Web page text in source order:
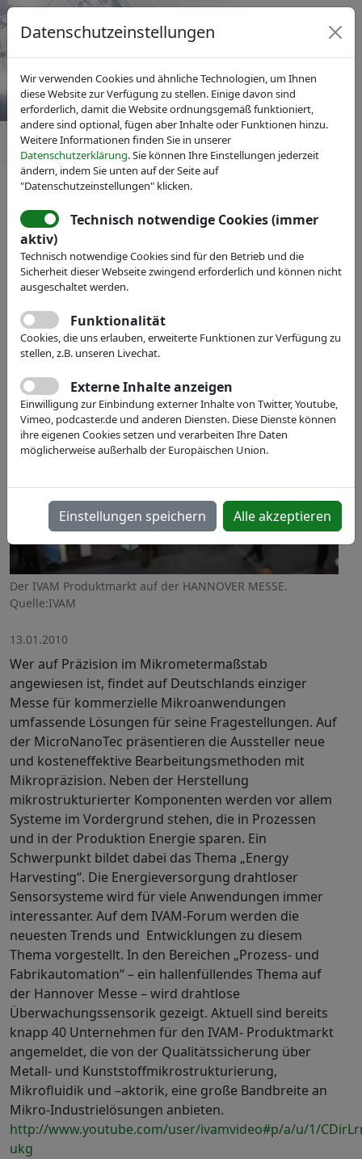
IVAM Fachverband für Mikrotechnik
Pressemitteilungen
MicroNanoTec 2010 –
Industrielösungen für
Miniaturisierungsaufgaben
gibt es nur in Hannover
Der IVAM Produktmarkt auf der HANNOVER MESSE.
Quelle:IVAM
13.01.2010
Wer auf Präzision im Mikrometermaßstab
angewiesen ist, findet auf Deutschlands einziger
Messe für kommerzielle Mikroanwendungen
umfassende Lösungen für seine Fragestellungen. Auf
der MicroNanoTec präsentieren die Aussteller neue
und kosteneffektive Bearbeitungsmethoden mit
Mikropräzision. Neben der Herstellung
mikrostrukturierter Komponenten werden vor allem
Systeme im Vordergrund stehen, die in Prozessen
und in der Produktion Energie sparen. Ein
Schwerpunkt bildet dabei das Thema „Energy
Harvesting“. Die Energieversorgung drahtloser
Sensorsysteme wird für viele Anwendungen immer
interessanter. Auf dem IVAM-Forum werden die
neuesten Trends und Entwicklungen zu diesem
Thema vorgestellt. In den Bereichen „Prozess- und
Fabrikautomation“ – ein hallenfüllendes Thema auf
der Hannover Messe – wird drahtlose
Überwachungssensorik gezeigt. Aktuell sind bereits
knapp 40 Unternehmen für den IVAM- Produktmarkt
angemeldet, die von der Qualitätssicherung über
Metall- und Kunststoffmikrostrukturierung,
Mikrofluidik und –aktorik, eine große Bandbreite an
Mikro-Industrielösungen anbieten.
http://www.youtube.com/user/ivamvideo#p/a/u/1/
ukg
Datenschutzeinstellungen
Wir verwenden Cookies und ähnliche Technologien, um Ihnen
diese Website zur Verfügung zu stellen. Einige davon sind
erforderlich, damit die Website ordnungsgemäß funktioniert,
andere sind optional, fügen aber Inhalte oder Funktionen hinzu.
Weitere Informationen finden Sie in unserer
Datenschutzerklärung. Sie können Ihre Einstellungen jederzeit
ändern, indem Sie unten auf der Seite auf
"Datenschutzeinstellungen" klicken.
Technisch notwendige Cookies (immer
aktiv)
Technisch notwendige Cookies sind für den Betrieb und die
Sicherheit dieser Webseite zwingend erforderlich und können nicht
ausgeschaltet werden.
Funktionalität
Cookies, die uns erlauben, erweiterte Funktionen zur Verfügung zu
stellen, z.B. unseren Livechat.
Externe Inhalte anzeigen
Einwilligung zur Einbindung externer Inhalte von Twitter, Youtube,
Vimeo, podcaster.de und anderen Diensten. Diese Dienste können
ihre eigenen Cookies setzen und verarbeiten Ihre Daten
möglicherweise außerhalb der Europäischen Union.
Einstellungen speichern Alle akzeptieren